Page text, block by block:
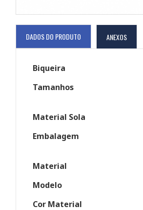
DADOS DO PRODUTO ANEXOS
Biqueira
Tamanhos
Material Sola
Embalagem
Material
Modelo
Cor Material